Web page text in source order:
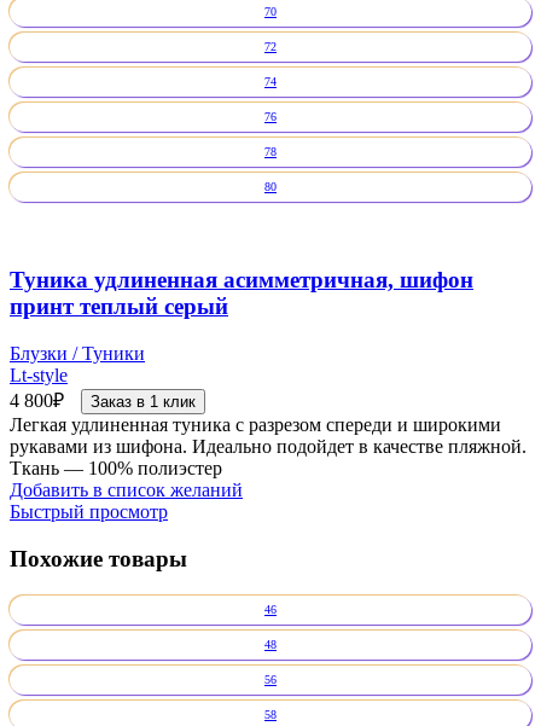
70
72
74
76
78
80
Туника удлиненная асимметричная, шифон
принт теплый серый
Блузки / Туники
Lt-style
4 800₽ Заказ в 1 клик
Легкая удлиненная туника с разрезом спереди и широкими
рукавами из шифона. Идеально подойдет в качестве пляжной.
Ткань — 100% полиэстер
Добавить в список желаний
Быстрый просмотр
Похожие товары
46
48
56
58